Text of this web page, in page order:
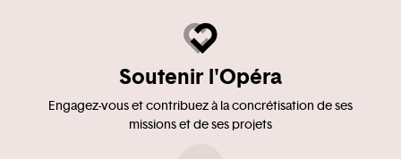
Soutenir l'Opéra
Engagez-vous et contribuez à la concrétisation de ses
missions et de ses projets